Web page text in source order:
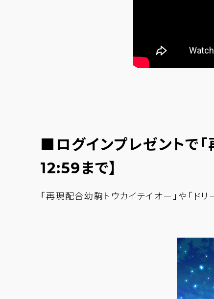
■ログインプレゼントで「
12:59まで】
「再現配合幼駒トウカイテイオー」や「ド